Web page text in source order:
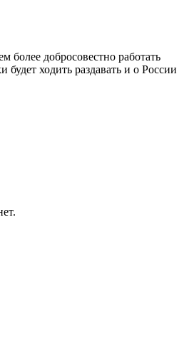
более добросовестно работать
ходить раздавать и о России